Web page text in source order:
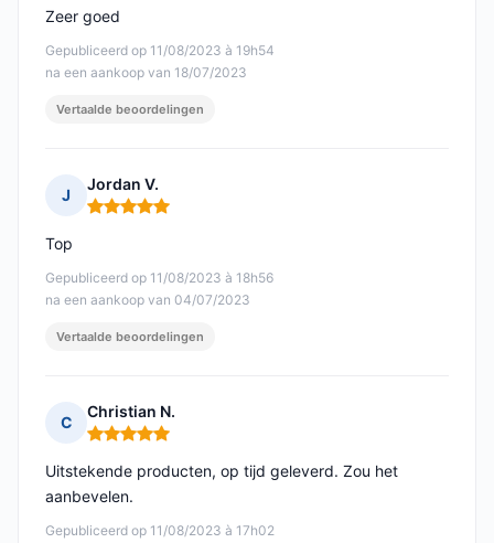
Gepubliceerd op 11/08/2023 à 19h54
na een aankoop van 18/07/2023
Zeer goed
Vertaalde beoordelingen
J
Jordan V.
Opmerking: 5 van 5
Gepubliceerd op 11/08/2023 à 18h56
na een aankoop van 04/07/2023
Top
Vertaalde beoordelingen
C
Christian N.
Opmerking: 5 van 5
Gepubliceerd op 11/08/2023 à 17h02
Uitstekende producten, op tijd geleverd. Zou het
aanbevelen.